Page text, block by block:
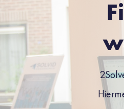
2